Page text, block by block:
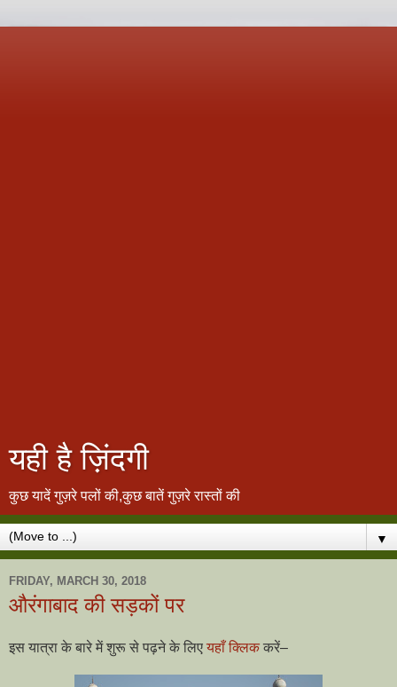
यही है ज़िंदगी
कुछ यादें गुज़रे पलों की,कुछ बातें गुज़रे रास्तों की
▼
FRIDAY, MARCH 30, 2018
औरंगाबाद की सड़कों पर
इस यात्रा के बारे में शुरू से पढ़ने के लिए यहाँ क्लिक करें–